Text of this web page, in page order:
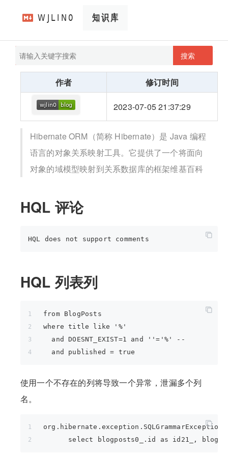
搜索
pathScan
wjlin0's blog
作者 修订时间
2023-07-05 21:37:29
Hibernate ORM（简称 Hibernate）是 Java 编程
语言的对象关系映射工具。它提供了一个将面向
对象的域模型映射到关系数据库的框架维基百科
HQL 评论
HQL 列表列
from BlogPosts
where title like '%'
  and DOESNT_EXIST=1 and ''='%' --
  and published = true
使用一个不存在的列将导致一个异常，泄漏多个列
名。
select blogposts0_.id as id21_,